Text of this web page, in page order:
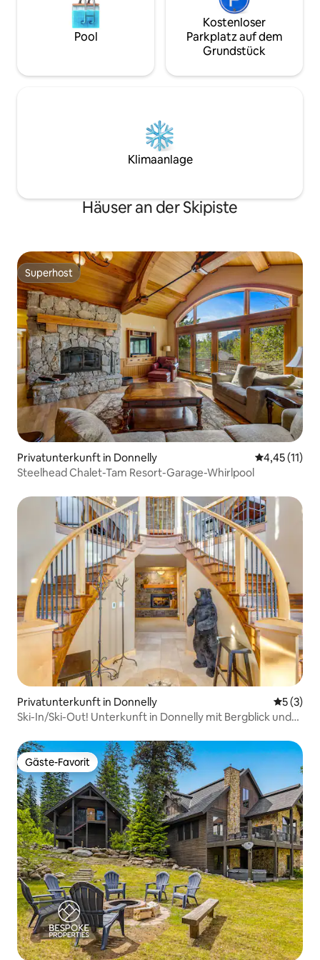
Pool
Kostenloser
Parkplatz auf dem
Grundstück
Klimaanlage
Häuser an der Skipiste
Superhost
Superhost
Privatunterkunft in Donnelly
4,45 (11)
Steelhead Chalet-Tam Resort-Garage-Whirlpool
Privatunterkunft in Donnelly
5 (3)
Ski-In/Ski-Out! Unterkunft in Donnelly mit Bergblick und
Gäste-Favorit
Gäste-Favorit